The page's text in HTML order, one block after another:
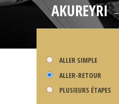
AKUREYRI
ALLER SIMPLE
ALLER-RETOUR
PLUSIEURS ÉTAPES